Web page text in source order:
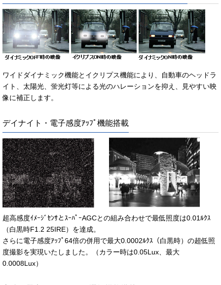
ワイドダイナミック機能とイクリプス機能により、自動車のヘッドラ
イト、太陽光、蛍光灯等による光のハレーションを抑え、見やすい映
像に補正します。
デイナイト・電子感度ｱｯﾌﾟ機能搭載
超高感度ｲﾒｰｼﾞｾﾝｻとｽｰﾊﾟｰAGCとの組み合わせで最低照度は0.01ﾙｸｽ
（白黒時F1.2 25IRE）を達成。
さらに電子感度ｱｯﾌﾟ64倍の併用で最大0.0002ﾙｸｽ（白黒時）の超低照
度撮影を実現いたしました。（カラー時は0.05Lux、最大
0.0008Lux）